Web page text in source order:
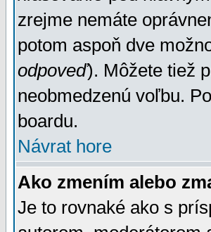
zrejme nemáte
potom aspoň dve
odpoveď). Môžete tiež
neobmedzenú voľbu.
boardu.
Návrat hore
Ako zmením alebo
Je to rovnaké ako s